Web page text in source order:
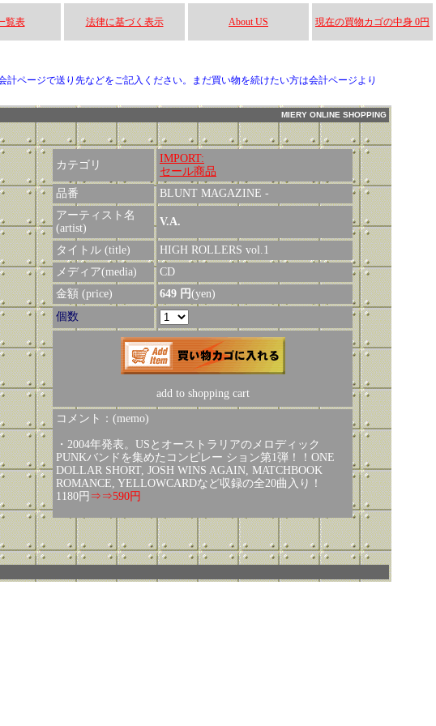
覧表 法律に基づく表示 About US 現在の買物カゴの中身 0円
ページで送り先などをご記入ください。まだ買い物を続けたい方は会計ページより
MIERY ONLINE SHOPPING
カテゴリ
IMPORT:
セール商品
品番
BLUNT MAGAZINE -
アーティスト名
(artist)
V.A.
タイトル (title)
HIGH ROLLERS vol.1
メディア(media)
CD
金額 (price)
649 円(yen)
個数
add to shopping cart
コメント：(memo)
・2004年発表。USとオーストラリアのメロディック
PUNKバンドを集めたコンピレー ション第1弾！！ONE
DOLLAR SHORT, JOSH WINS AGAIN, MATCHBOOK
ROMANCE, YELLOWCARDなど収録の全20曲入り！
1180円 ⇒⇒590円